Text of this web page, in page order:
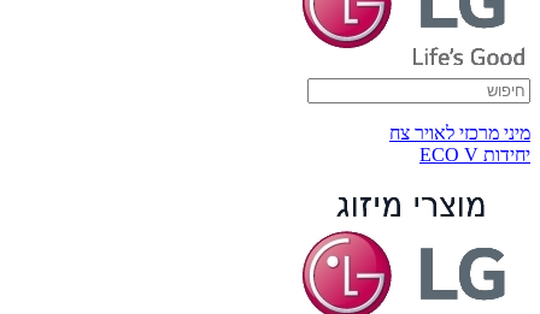
מיני מרכזי לאויר צח
יחידות ECO V